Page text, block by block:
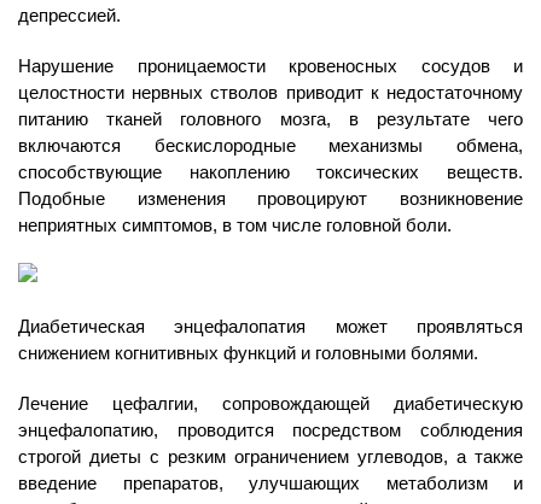
депрессией.
Нарушение проницаемости кровеносных сосудов и
целостности нервных стволов приводит к недостаточному
питанию тканей головного мозга, в результате чего
включаются бескислородные механизмы обмена,
способствующие накоплению токсических веществ.
Подобные изменения провоцируют возникновение
неприятных симптомов, в том числе головной боли.
Диабетическая энцефалопатия может проявляться
снижением когнитивных функций и головными болями.
Лечение цефалгии, сопровождающей диабетическую
энцефалопатию, проводится посредством соблюдения
строгой диеты с резким ограничением углеводов, а также
введение препаратов, улучшающих метаболизм и